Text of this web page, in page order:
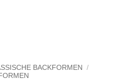
BACKFORMEN
/